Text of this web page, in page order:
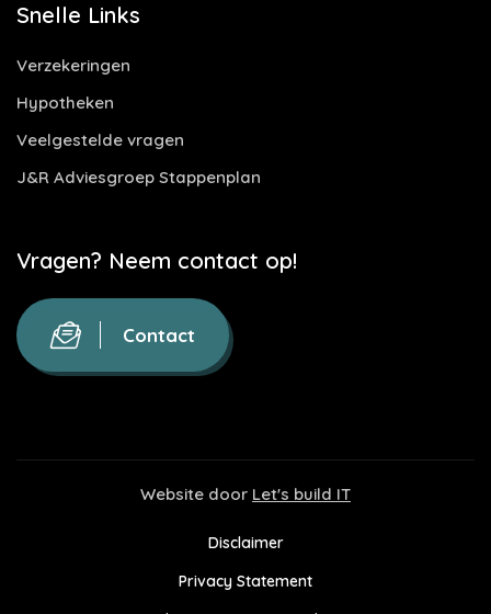
Snelle Links
Verzekeringen
Hypotheken
Veelgestelde vragen
J&R Adviesgroep Stappenplan
Vragen? Neem contact op!
Contact
Website door Let's build IT
Disclaimer
Privacy Statement